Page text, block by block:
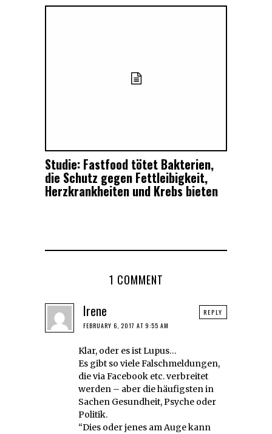
Studie: Fastfood tötet Bakterien,
die Schutz gegen Fettleibigkeit,
Herzkrankheiten und Krebs bieten
1 COMMENT
Irene
FEBRUARY 6, 2017 AT 9:55 AM
Klar, oder es ist Lupus…
Es gibt so viele Falschmeldungen,
die via Facebook etc. verbreitet
werden – aber die häufigsten in
Sachen Gesundheit, Psyche oder
Politik.
“Dies oder jenes am Auge kann
REPLY